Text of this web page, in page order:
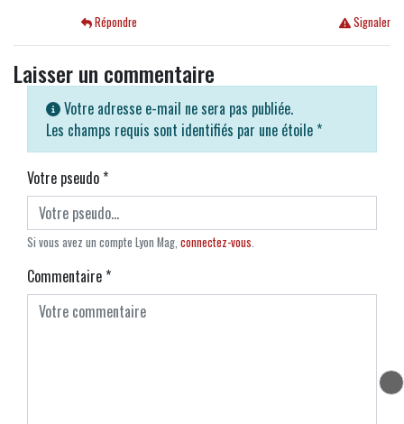
Signaler
Répondre
Laisser un commentaire
Votre adresse e-mail ne sera pas publiée.
Les champs requis sont identifiés par une étoile *
Votre pseudo*
Si vous avez un compte Lyon Mag, connectez-vous.
Commentaire*